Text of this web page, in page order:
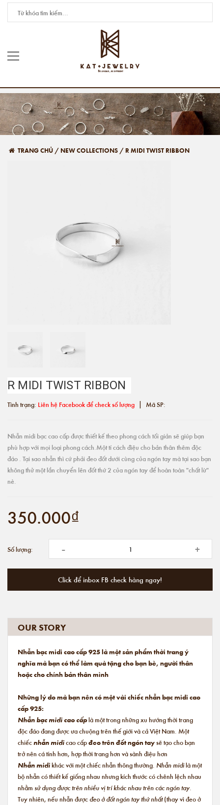
TRANG CHỦ / NEW COLLECTIONS / R MIDI TWIST RIBBON
R MIDI TWIST RIBBON
Tình trạng: Liên hệ Facebook để check số lượng | Mã SP:
Nhẫn midi bạc cao cấp được thiết kế theo phong cách tối giản sẽ giúp bạn
phù hợp với mọi loại phong cách.Một tí cách điệu cho bản thân thêm độc
đáo . Tại sao nhẫn thì cứ phải đeo đốt dưới cùng của ngón tay mà tại sao bạn
không thử một lần chuyển lên đốt thứ 2 của ngón tay để hoàn toàn "chất lừ"
nè.
350.000₫
Số lượng: - +
Click để inbox FB check hàng ngay!
OUR STORY
Nhẫn bạc midi cao cấp 925 là một sản phẩm thời trang ý
nghĩa mà bạn có thể làm quà tặng cho bạn bè, người thân
hoặc cho chính bản thân mình
Những lý do mà bạn nên có một vài chiếc nhẫn bạc midi cao
cấp 925:
Nhẫn bạc midi cao cấplà một trong những xu hướng thời trang
độc đáo đang được ưa chuộng trên thế giới và cả Việt Nam. Một
chiếcnhẫn midicao cấpđeo trên đốt ngón taysẽ tạo cho bạn
trở nên cá tính hơn, hợp thời trang hơn và sành điệu hơn
Nhẫn midikhác với một chiếc nhẫn thông thường. Nhẫn midilà một
bộ nhẫn có thiết kế giống nhau nhưng kích thước có chênh lệch nhau
nhằm sử dụng được trên nhiều vị trí khác nhau trên các ngón tay.
Tuy nhiên, nếu nhẫn được đeo ở đốt ngón tay thứ nhất(thay vì đeo ở